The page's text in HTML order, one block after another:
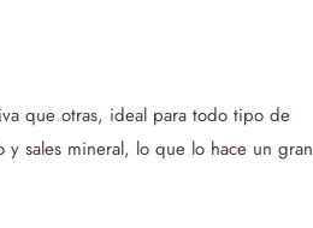
que otras, ideal para todo tipo de
sales mineral, lo que lo hace un gran